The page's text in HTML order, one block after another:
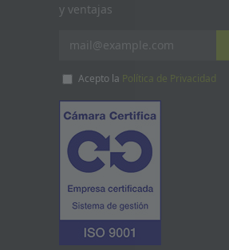
y ventajas
Acepto la Política de Privacidad